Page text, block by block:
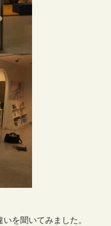
を聞いてみました。